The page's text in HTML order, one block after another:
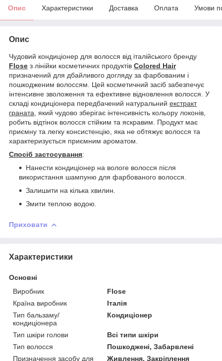
Опис Характеристики Доставка Оплата Умови
Опис
Чудовий кондиціонер для волосся від італійського бренду
Flose з лінійки косметичних продуктів Colored Hair
призначений для дбайливого догляду за фарбованим і
пошкодженим волоссям. Цей косметичний засіб забезпечує
інтенсивне зволоження та ефективне відновлення волосся. У
складі кондиціонера передбачений натуральний екстракт
граната , який чудово зберігає інтенсивність кольору локонів,
робить відтінок волосся стійким та яскравим. Продукт має
приємну та легку консистенцію, яка не обтяжує волосся та
характеризується приємним ароматом.
Спосіб застосування:
Нанести кондиціонер на вологе волосся після
використання шампуню для фарбованого волосся.
Залишити на кілька хвилин.
Змити теплою водою.
Приховати
Характеристики
Основні
Виробник
Flose
Країна виробник
Італія
Тип бальзаму/
кондиціонера
Кондиціонер
Тип шкіри голови
Всі типи шкіри
Тип волосся
Пошкоджені, Забарвлені
Призначення засобу для
Живлення, Закріплення